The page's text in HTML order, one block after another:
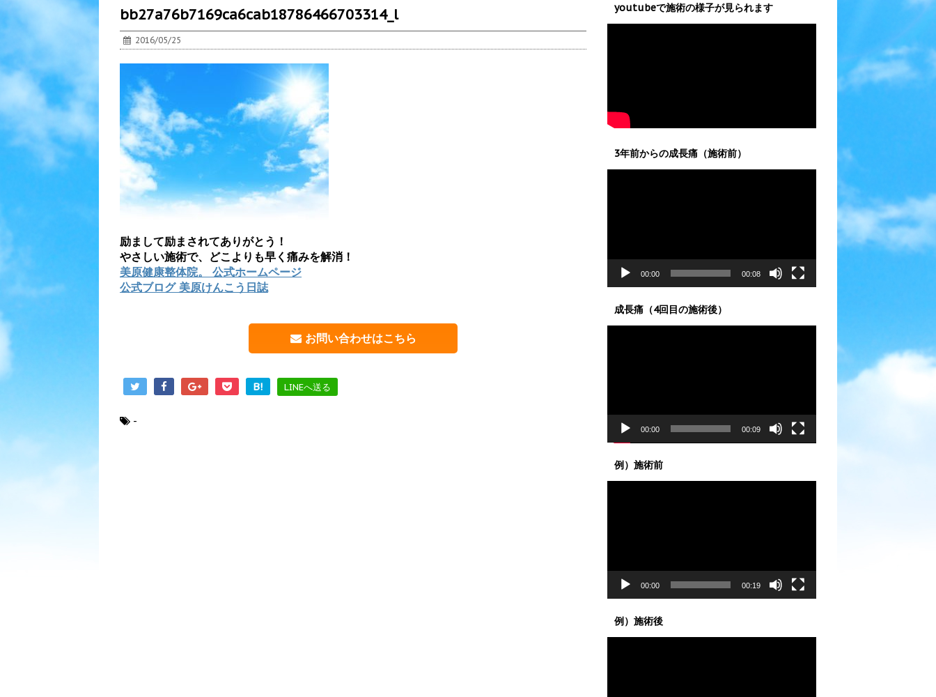
bb27a76b7169ca6cab18786466703314_l
2016/05/25
励まして励まされてありがとう！
やさしい施術で、どこよりも早く痛みを解消！
美原健康整体院。 公式ホームページ
公式ブログ 美原けんこう日誌
お問い合わせはこちら
B! LINEへ送る
-
youtubeで施術の様子が見られます
3年前からの成長痛（施術前）
00:00 00:08
成長痛（4回目の施術後）
00:00 00:09
例）施術前
00:00 00:19
例）施術後